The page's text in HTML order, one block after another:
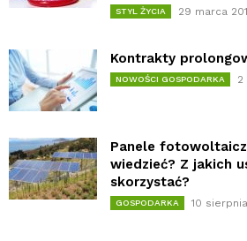
STYL ŻYCIA 29 marca
Kontrakty
NOWOŚCI GOSPODARKA 2
Panele
wiedzieć? Z jakich
skorzystać?
GOSPODARKA 10